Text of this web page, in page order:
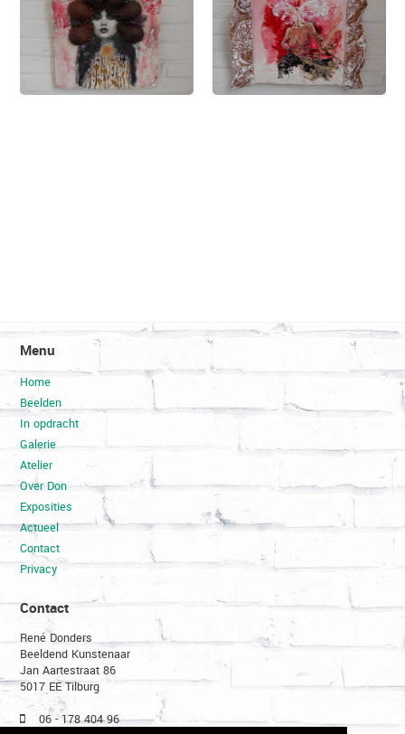
Menu
Home
Beelden
In opdracht
Galerie
Atelier
Over Don
Exposities
Actueel
Contact
Privacy
Contact
René Donders
Beeldend Kunstenaar
Jan Aartestraat 86
5017 EE Tilburg
06 - 178 404 96